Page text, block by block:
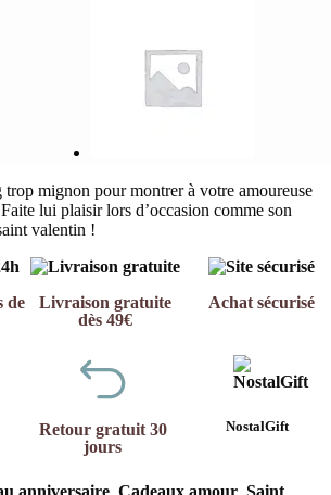
trop mignon pour montrer à votre amoureuse
lui plaisir lors d’occasion comme son
valentin !
de
Livraison gratuite
dès 49€
Achat sécurisé
Retour gratuit 30
jours
NostalGift
anniversaire Cadeaux amour Saint